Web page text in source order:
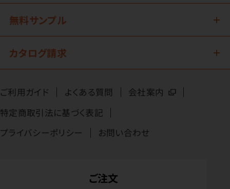
無料サンプル
カタログ請求
ご利用ガイド よくある質問
会社案内
特定商取引法に基づく表記
プライバシーポリシー
お問い合わせ
ご注文